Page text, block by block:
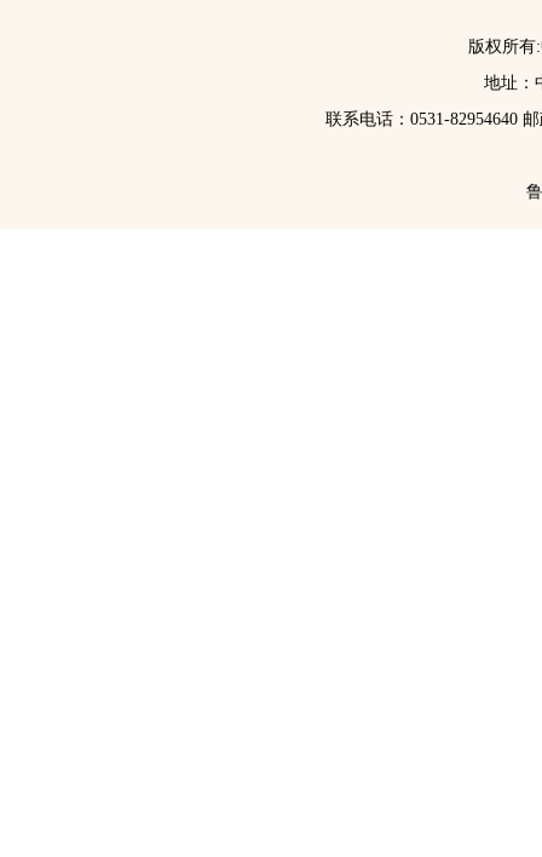
版权所有
地址：
联系电话：0531-82954640